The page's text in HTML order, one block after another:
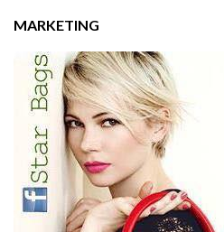
MARKETING